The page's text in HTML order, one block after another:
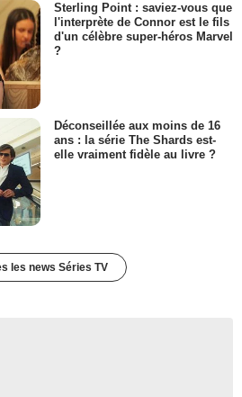
Sterling Point : saviez-vous que
l'interprète de Connor est le fils
d'un célèbre super-héros Marvel
?
Déconseillée aux moins de 16
ans : la série The Shards est-
elle vraiment fidèle au livre ?
les news Séries TV